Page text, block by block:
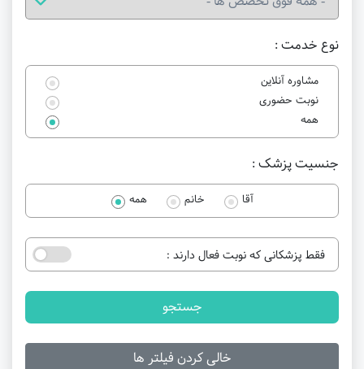
نوع خدمت :
مشاوره آنلاین
نوبت حضوری
همه
جنسیت پزشک :
آقا خانم همه
فقط پزشکانی که نوبت فعال دارند :
جستجو
خالی کردن فیلتر ها